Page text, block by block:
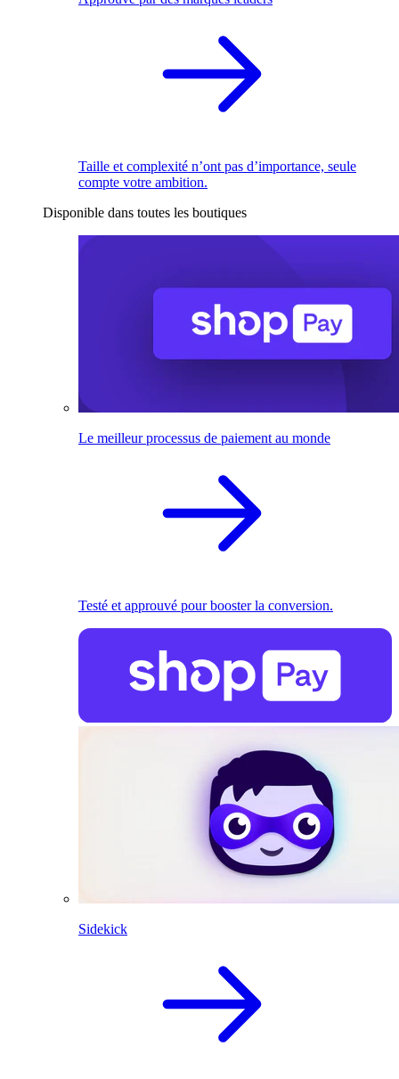
Taille et complexité n’ont pas d’importance, seule
compte votre ambition.
Disponible dans toutes les boutiques
Le meilleur processus de paiement au monde
Testé et approuvé pour booster la conversion.
Sidekick